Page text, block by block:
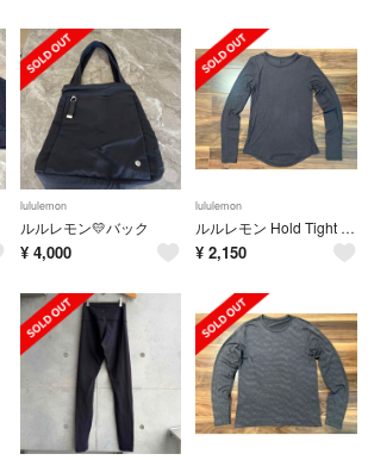
lululemon
ルルレモン💛バック
¥ 4,000
lululemon
ルルレモン Hold Tight Long Sleeve Shirt サイズ6
¥ 2,150